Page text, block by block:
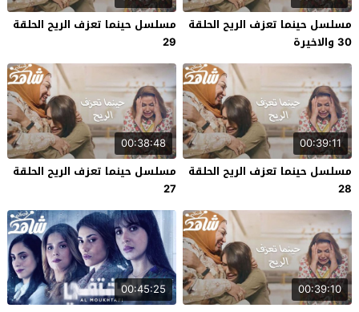
مسلسل حينما تعزف الريح الحلقة
30 والاخيرة
مسلسل حينما تعزف الريح الحلقة
29
00:39:11
مسلسل حينما تعزف الريح الحلقة
28
00:38:48
مسلسل حينما تعزف الريح الحلقة
27
00:39:10
00:45:25